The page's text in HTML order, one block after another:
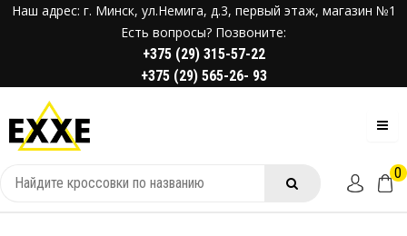
Наш адрес: г. Минск, ул.Немига, д.3, первый этаж, магазин №1
Есть вопросы? Позвоните:
+375 (29) 315-57-22
+375 (29) 565-26- 93
0